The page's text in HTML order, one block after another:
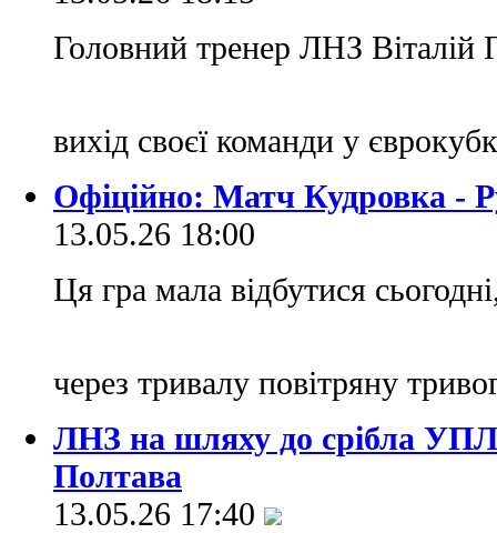
Головний тренер ЛНЗ Віталій
вихід своєї команди у
Офіційно: Матч Кудровка -
13.05.26 18:00
Ця гра мала відбутися
через тривалу повітряну
ЛНЗ на шляху до срібла
Полтава
13.05.26 17:40